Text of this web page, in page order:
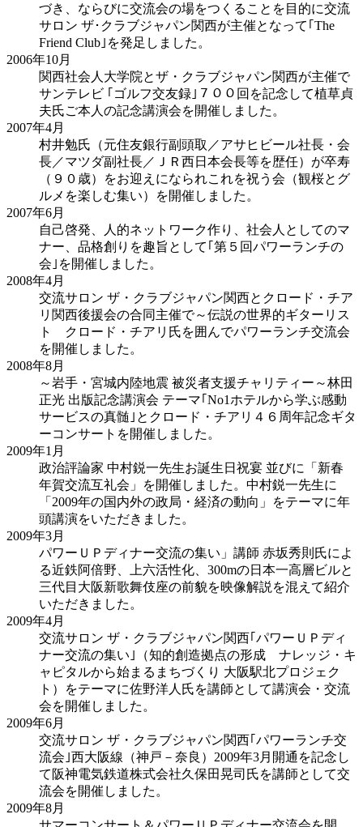
づき、ならびに交流会の場をつくることを目的に交流
サロン ザ･クラブジャパン関西が主催となって｢The
Friend Club｣を発足しました。
2006年10月
関西社会人大学院とザ・クラブジャパン関西が主催で
サンテレビ ｢ゴルフ交友録｣７００回を記念して植草貞
夫氏ご本人の記念講演会を開催しました。
2007年4月
村井勉氏（元住友銀行副頭取／アサヒビール社長・会
長／マツダ副社長／ＪＲ西日本会長等を歴任）が卒寿
（９０歳）をお迎えになられこれを祝う会（観桜とグ
ルメを楽しむ集い）を開催しました。
2007年6月
自己啓発、人的ネットワーク作り、社会人としてのマ
ナー、品格創りを趣旨として｢第５回パワーランチの
会｣を開催しました。
2008年4月
交流サロン ザ・クラブジャパン関西とクロード・チア
リ関西後援会の合同主催で～伝説の世界的ギターリス
ト クロード・チアリ氏を囲んでパワーランチ交流会
を開催しました。
2008年8月
～岩手・宮城内陸地震 被災者支援チャリティー～林田
正光 出版記念講演会 テーマ｢No1ホテルから学ぶ感動
サービスの真髄｣とクロード・チアリ４６周年記念ギタ
ーコンサートを開催しました。
2009年1月
政治評論家 中村鋭一先生お誕生日祝宴 並びに「新春
年賀交流互礼会」を開催しました。中村鋭一先生に
「2009年の国内外の政局・経済の動向」をテーマに年
頭講演をいただきました。
2009年3月
パワーＵＰディナー交流の集い」講師 赤坂秀則氏によ
る近鉄阿倍野、上六活性化、300mの日本一高層ビルと
三代目大阪新歌舞伎座の前貌を映像解説を混えて紹介
いただきました。
2009年4月
交流サロン ザ・クラブジャパン関西｢パワーＵＰディ
ナー交流の集い｣（知的創造拠点の形成 ナレッジ・キ
ャピタルから始まるまちづくり 大阪駅北プロジェク
ト）をテーマに佐野洋人氏を講師として講演会・交流
会を開催しました。
2009年6月
交流サロン ザ・クラブジャパン関西｢パワーランチ交
流会｣西大阪線（神戸－奈良）2009年3月開通を記念し
て阪神電気鉄道株式会社久保田晃司氏を講師として交
流会を開催しました。
2009年8月